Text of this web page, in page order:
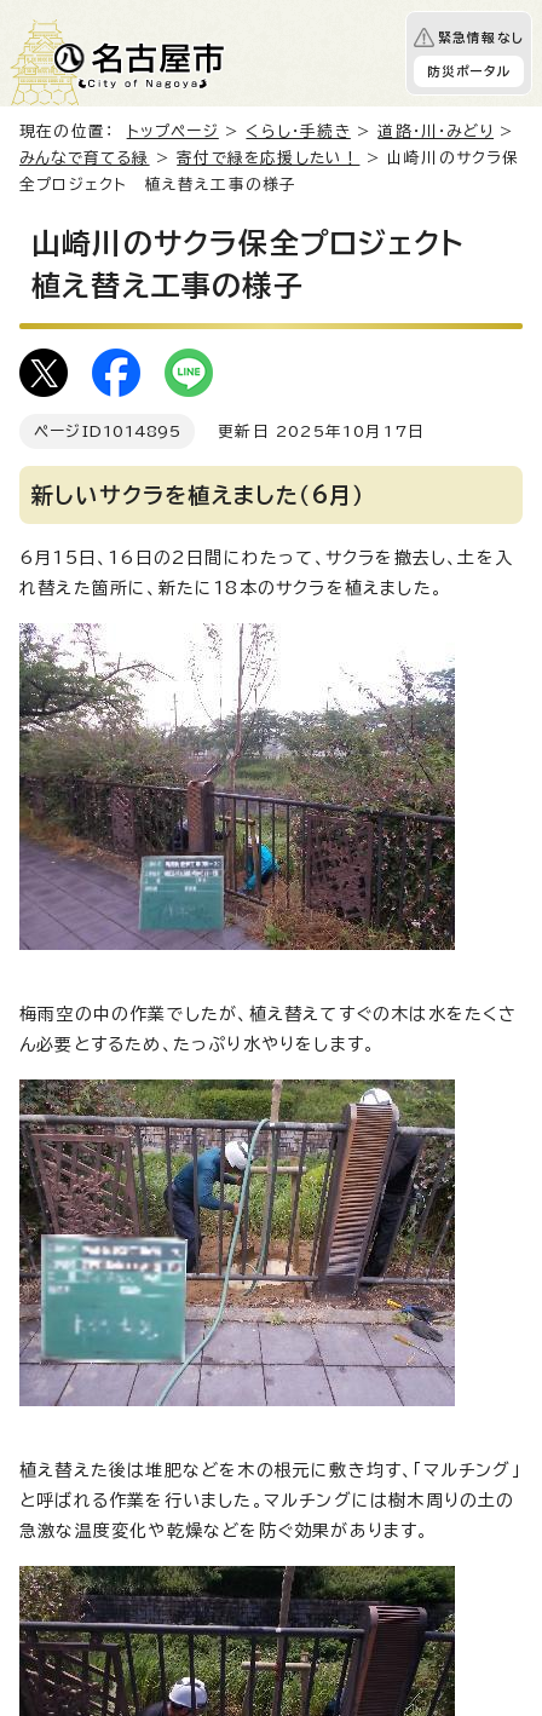
緊急情報なし
防災ポータル
現在の位置： トップページ > くらし・手続き >道路・川・みどり
>
みんなで育てる緑
>寄付で緑を応援したい！
> 山崎川のサクラ保
全プロジェクト 植え替え工事の様子
山崎川のサクラ保全プロジェクト
植え替え工事の様子
ページID 1014895 更新日 2025年10月17日
新しいサクラを植えました（6月）
6月15日、16日の2日間にわたって、サクラを撤去し、土を入
れ替えた箇所に、新たに18本のサクラを植えました。
梅雨空の中の作業でしたが、植え替えてすぐの木は水をたくさ
ん必要とするため、たっぷり水やりをします。
植え替えた後は堆肥などを木の根元に敷き均す、「マルチング」
と呼ばれる作業を行いました。マルチングには樹木周りの土の
急激な温度変化や乾燥などを防ぐ効果があります。